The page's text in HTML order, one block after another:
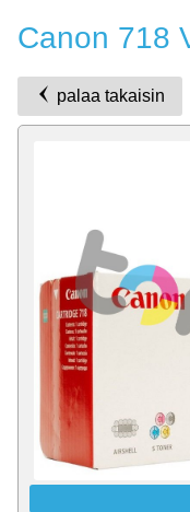
Canon 718
palaa takaisin